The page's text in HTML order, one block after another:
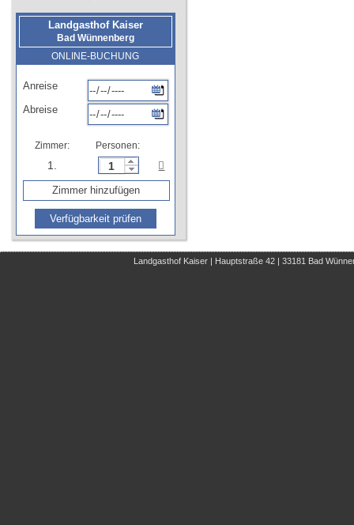
Landgasthof Kaiser
Bad Wünnenberg
ONLINE-BUCHUNG
Anreise
Abreise
Zimmer: Personen:
1.
Zimmer hinzufügen
Verfügbarkeit prüfen
Landgasthof Kaiser | Hauptstraße 42 | 33181 Bad